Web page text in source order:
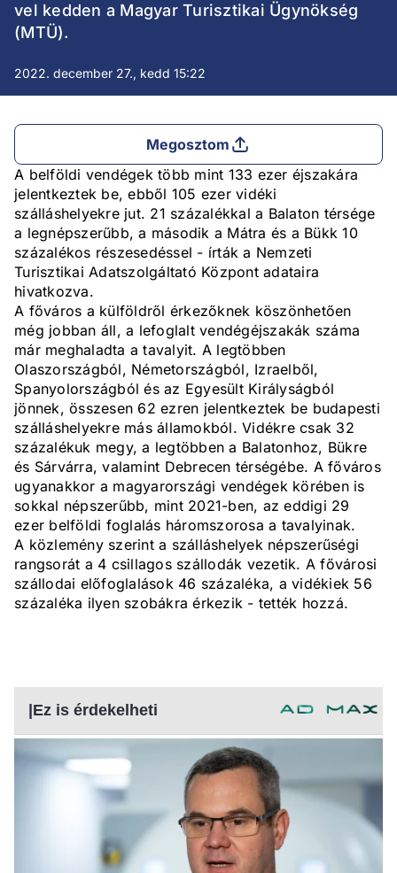
vel kedden a Magyar Turisztikai Ügynökség
(MTÜ).
2022. december 27., kedd 15:22
Megosztom
A belföldi vendégek több mint 133 ezer éjszakára
jelentkeztek be, ebből 105 ezer vidéki
szálláshelyekre jut. 21 százalékkal a Balaton térsége
a legnépszerűbb, a második a Mátra és a Bükk 10
százalékos részesedéssel - írták a Nemzeti
Turisztikai Adatszolgáltató Központ adataira
hivatkozva.
A főváros a külföldről érkezőknek köszönhetően
még jobban áll, a lefoglalt vendégéjszakák száma
már meghaladta a tavalyit. A legtöbben
Olaszországból, Németországból, Izraelből,
Spanyolországból és az Egyesült Királyságból
jönnek, összesen 62 ezren jelentkeztek be budapesti
szálláshelyekre más államokból. Vidékre csak 32
százalékuk megy, a legtöbben a Balatonhoz, Bükre
és Sárvárra, valamint Debrecen térségébe. A főváros
ugyanakkor a magyarországi vendégek körében is
sokkal népszerűbb, mint 2021-ben, az eddigi 29
ezer belföldi foglalás háromszorosa a tavalyinak.
A közlemény szerint a szálláshelyek népszerűségi
rangsorát a 4 csillagos szállodák vezetik. A fővárosi
szállodai előfoglalások 46 százaléka, a vidékiek 56
százaléka ilyen szobákra érkezik - tették hozzá.